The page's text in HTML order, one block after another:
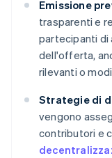
Emissione
trasparenti e
partecipanti di
dell'offerta,
rilevanti o
Strategie di
vengono
contributori e